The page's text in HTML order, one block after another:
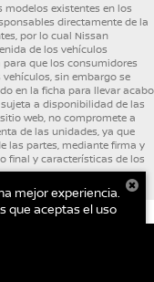
existentes en los
directamente de la
por lo cual Nissan
de los vehículos
que los consumidores
sin embargo se
en la ficha para llevar acabo
a disponibilidad de las
web, no compromete a
de las unidades, ya que
las partes, mediante firma y
final y características de los
mejor experiencia.
que aceptas el uso